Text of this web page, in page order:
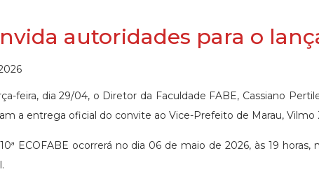
autoridades para o
feira, dia 29/04, o Diretor da Faculdade FABE, Cassiano
a entrega oficial do convite ao Vice-Prefeito de Marau,
ECOFABE ocorrerá no dia 06 de maio de 2026, às 19